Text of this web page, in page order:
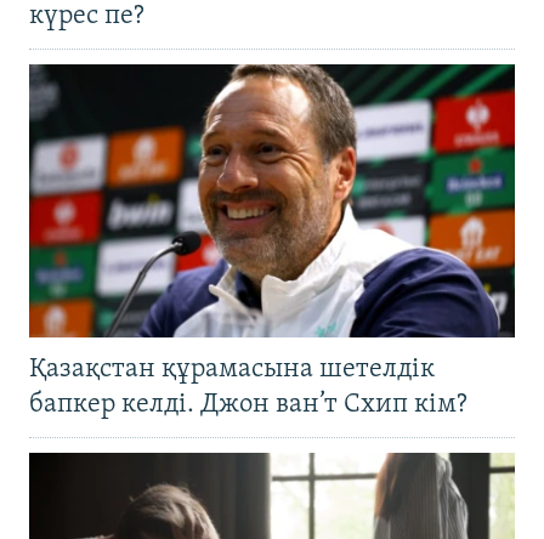
күрес пе?
Қазақстан құрамасына шетелдік
бапкер келді. Джон ван’т Схип кім?